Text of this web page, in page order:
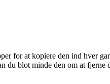
for at kopiere den ind hver
du blot minde den om at fjerne